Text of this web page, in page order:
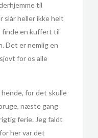
til
slår heller ikke helt
finde en kuffert til
Det er nemlig en
for os alle
for det skulle
næste gang
ferie. Jeg faldt
her var det